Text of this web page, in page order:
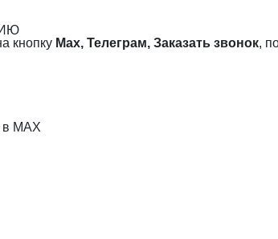
кнопку Max, Телеграм, Заказать звонок,
MAX